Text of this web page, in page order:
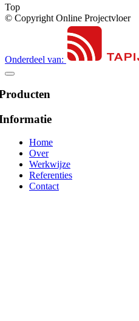
Top
© Copyright Online Projectvloer
Onderdeel van:
Home
Over
Werkwijze
Referenties
Contact